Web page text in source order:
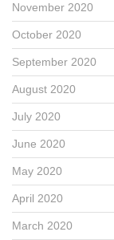
November 2020
October 2020
September 2020
August 2020
July 2020
June 2020
May 2020
April 2020
March 2020